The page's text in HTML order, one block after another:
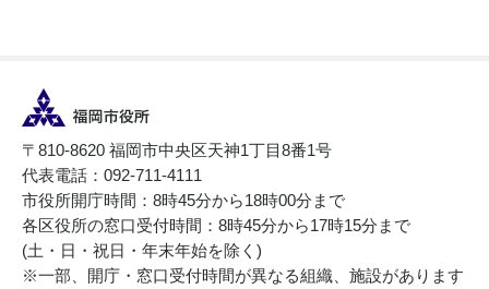
〒810-8620 福岡市中央区天神1丁目8番1号
代表電話：092-711-4111
市役所開庁時間：8時45分から18時00分まで
各区役所の窓口受付時間：8時45分から17時15分まで
(土・日・祝日・年末年始を除く)
※一部、開庁・窓口受付時間が異なる組織、施設があります